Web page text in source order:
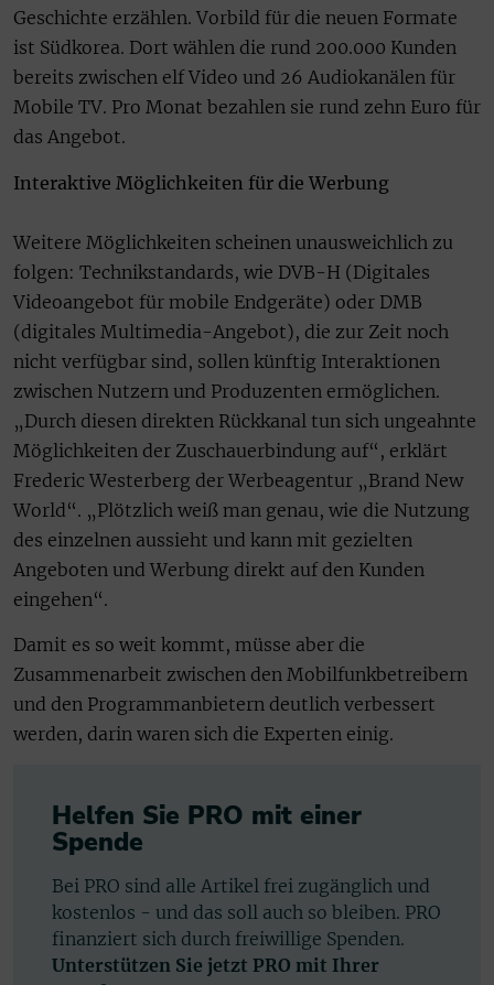
Geschichte erzählen. Vorbild für die neuen Formate
ist Südkorea. Dort wählen die rund 200.000 Kunden
bereits zwischen elf Video und 26 Audiokanälen für
Mobile TV. Pro Monat bezahlen sie rund zehn Euro für
das Angebot.
Interaktive Möglichkeiten für die Werbung
Weitere Möglichkeiten scheinen unausweichlich zu
folgen: Technikstandards, wie DVB-H (Digitales
Videoangebot für mobile Endgeräte) oder DMB
(digitales Multimedia-Angebot), die zur Zeit noch
nicht verfügbar sind, sollen künftig Interaktionen
zwischen Nutzern und Produzenten ermöglichen.
„Durch diesen direkten Rückkanal tun sich ungeahnte
Möglichkeiten der Zuschauerbindung auf“, erklärt
Frederic Westerberg der Werbeagentur „Brand New
World“. „Plötzlich weiß man genau, wie die Nutzung
des einzelnen aussieht und kann mit gezielten
Angeboten und Werbung direkt auf den Kunden
eingehen“.
Damit es so weit kommt, müsse aber die
Zusammenarbeit zwischen den Mobilfunkbetreibern
und den Programmanbietern deutlich verbessert
werden, darin waren sich die Experten einig.
Helfen Sie PRO mit einer
Spende
Bei PRO sind alle Artikel frei zugänglich und
kostenlos - und das soll auch so bleiben. PRO
finanziert sich durch freiwillige Spenden.
Unterstützen Sie jetzt PRO mit Ihrer